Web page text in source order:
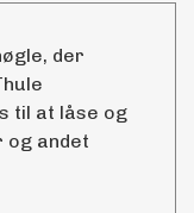
der
til at låse og
og andet